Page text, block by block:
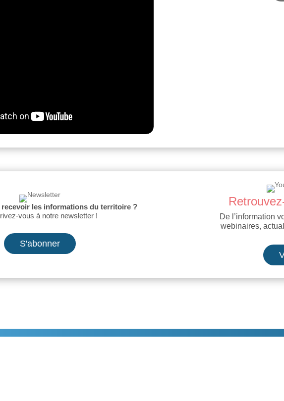
recevoir les informations du territoire ?
vous à notre newsletter !
S'abonner
De l’information
webinaires,